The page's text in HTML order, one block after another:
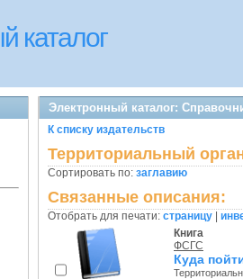
каталог
Электронный каталог:
К списку издательств
Территориальный
Сортировать по: заглавию
Связанные описания:
Отобрать для печати: страницу
Книга
ФСГС
Куда